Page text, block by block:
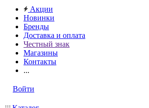
Акции
Новинки
Бренды
Доставка и оплата
Честный знак
Магазины
Контакты
...
Войти